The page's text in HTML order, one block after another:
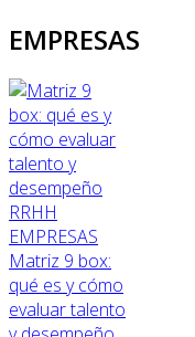
EMPRESAS
RRHH
EMPRESAS
Matriz 9 box:
qué es y cómo
evaluar talento